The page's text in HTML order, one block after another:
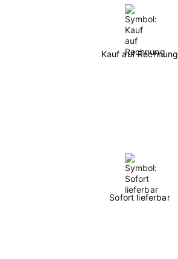
Kauf auf Rechnung
Sofort lieferbar